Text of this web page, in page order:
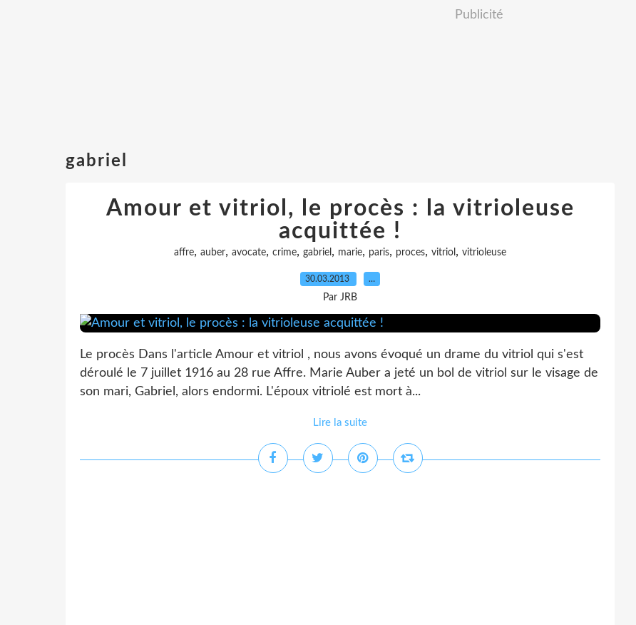
Publicité
gabriel
Amour et vitriol, le procès : la vitrioleuse
acquittée !
affre, auber, avocate, crime, gabriel , marie, paris, proces, vitriol , vitrioleuse
30.03.2013 …
Par JRB
Le procès Dans l'article Amour et vitriol , nous avons évoqué un drame du vitriol qui s'est
déroulé le 7 juillet 1916 au 28 rue Affre. Marie Auber a jeté un bol de vitriol sur le visage de
son mari, Gabriel, alors endormi. L'époux vitriolé est mort à...
Lire la suite